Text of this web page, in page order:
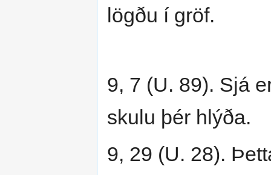
lögðu í gröf.
9, 7 (U. 89). Sjá
skulu þér hlýða.
9, 29 (U. 28).